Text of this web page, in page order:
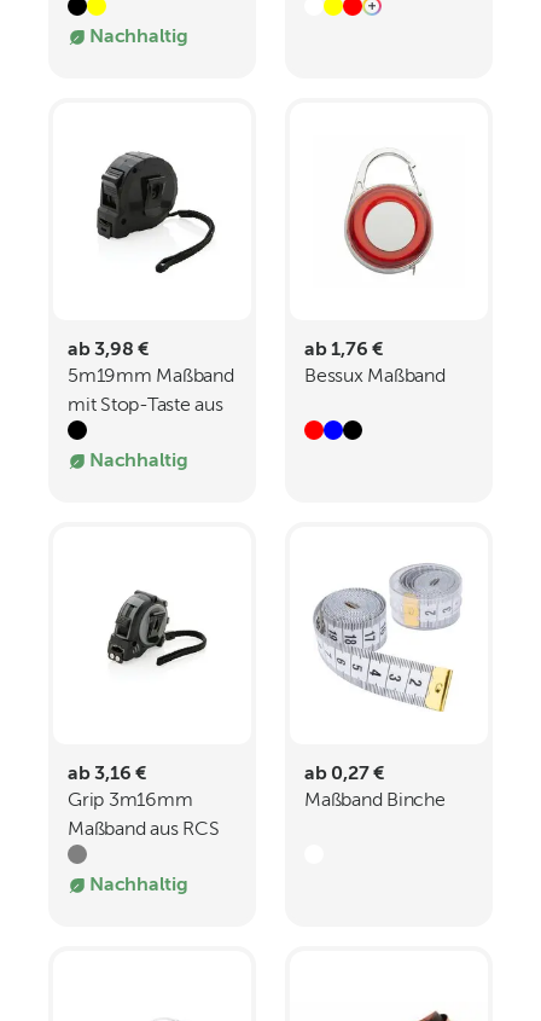
RCS recycelt
Kunststoff
Nachhaltig
ab 3,98 €
5m19mm Maßband
mit Stop-Taste aus
RCS recycelt
Kunststoff
Nachhaltig
ab 1,76 €
Bessux Maßband
ab 3,16 €
Grip 3m16mm
Maßband aus RCS
recyceltem
Kunststoff
Nachhaltig
ab 0,27 €
Maßband Binche